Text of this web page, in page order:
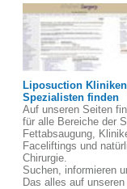
Liposuction
Spezialisten finden
Auf unseren Seiten
für alle Bereiche der
Fettabsaugung,
Faceliftings und
Chirurgie.
Suchen, informieren
Das alles auf